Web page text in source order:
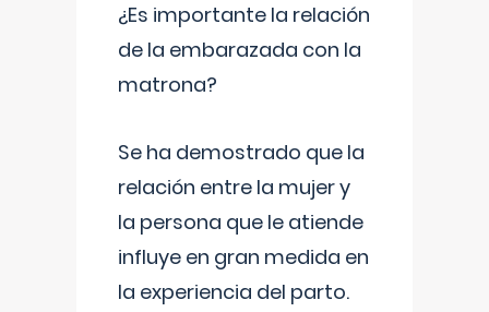
¿Es importante la relación
de la embarazada con la
matrona?
Se ha demostrado que la
relación entre la mujer y
la persona que le atiende
influye en gran medida en
la experiencia del parto.